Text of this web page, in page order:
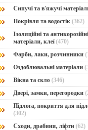
Сипучі та в'яжучі
Покрівля та водостік (362)
Ізоляційні та антикорозійні
матеріали, клеї(470)
Фарби, лаки, розчинники
Оздоблювальні матеріали
Вікна та скло (346)
Двері, замки, перегородки
Підлога, покриття для
(302)
Сходи, драбини, ліфти (62)